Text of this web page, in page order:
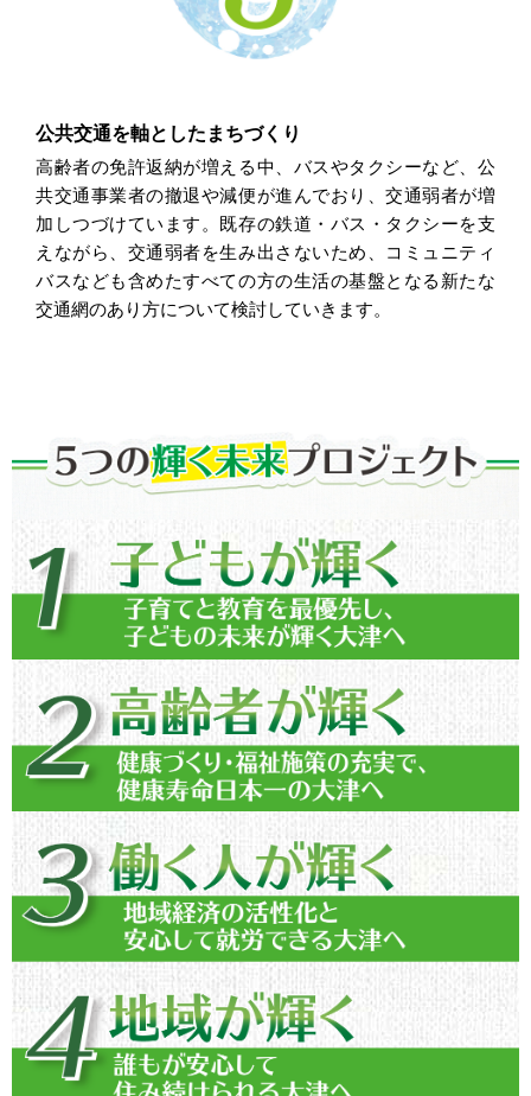
公共交通を軸としたまちづくり
高齢者の免許返納が増える中、バスやタクシーなど、公
共交通事業者の撤退や減便が進んでおり、交通弱者が増
加しつづけています。既存の鉄道・バス・タクシーを支
えながら、交通弱者を生み出さないため、コミュニティ
バスなども含めたすべての方の生活の基盤となる新たな
交通網のあり方について検討していきます。